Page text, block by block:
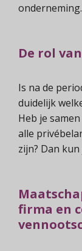
onderneming.
De rol
Is na de
duidelijk
Heb je
alle
zijn? Dan
firma en